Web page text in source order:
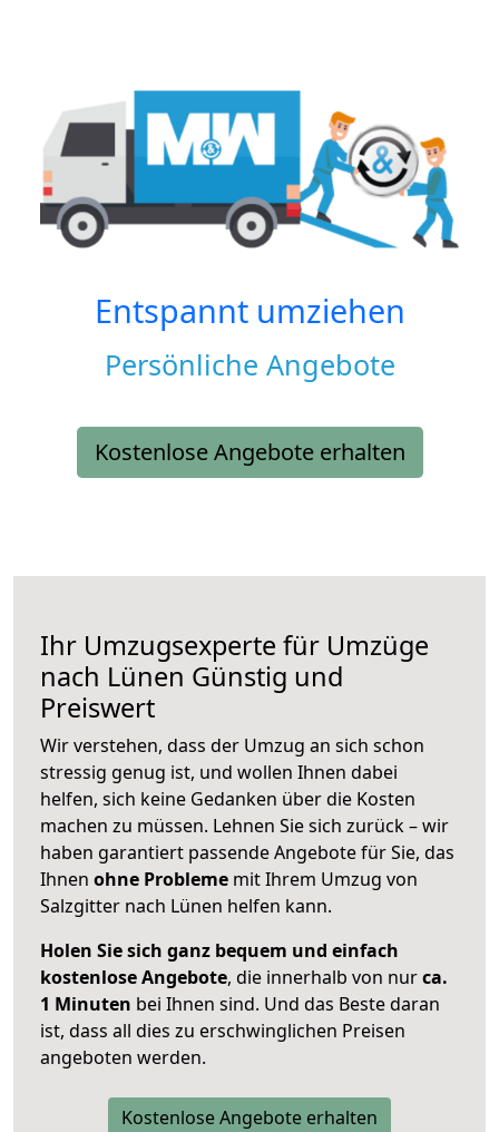
Entspannt umziehen
Persönliche Angebote
Kostenlose Angebote erhalten
Ihr Umzugsexperte für Umzüge
nach Lünen Günstig und
Preiswert
Wir verstehen, dass der Umzug an sich schon
stressig genug ist, und wollen Ihnen dabei
helfen, sich keine Gedanken über die Kosten
machen zu müssen. Lehnen Sie sich zurück – wir
haben garantiert passende Angebote für Sie, das
Ihnen ohne Probleme mit Ihrem Umzug von
Salzgitter nach Lünen helfen kann.
Holen Sie sich ganz bequem und einfach
kostenlose Angebote, die innerhalb von nurca.
1 Minuten bei Ihnen sind. Und das Beste daran
ist, dass all dies zu erschwinglichen Preisen
angeboten werden.
Kostenlose Angebote erhalten